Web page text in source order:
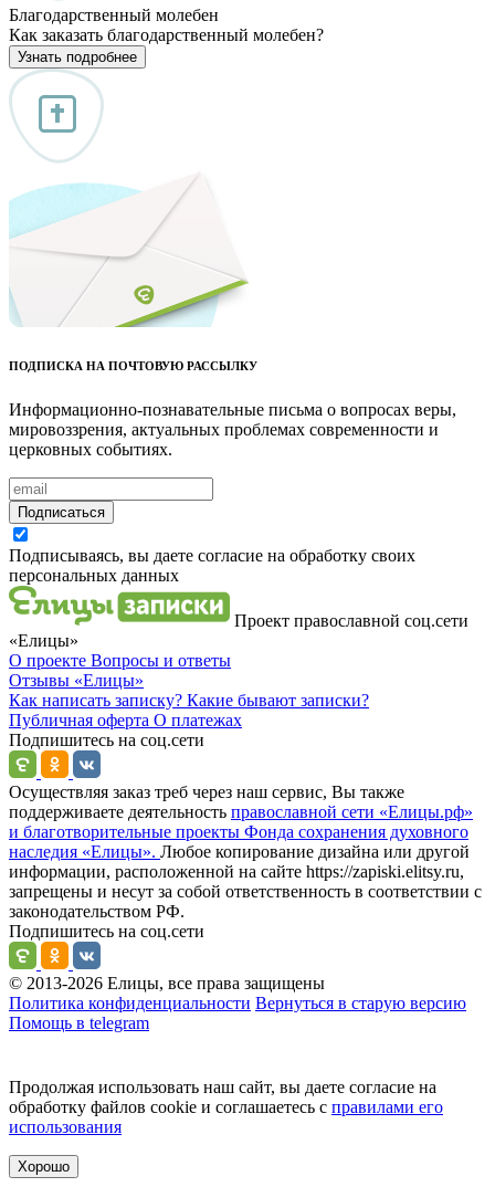
Благодарственный молебен
Как заказать благодарственный молебен?
Узнать подробнее
ПОДПИСКА НА ПОЧТОВУЮ РАССЫЛКУ
Информационно-познавательные письма о вопросах веры,
мировоззрения, актуальных проблемах современности и
церковных событиях.
Подписаться
Подписываясь, вы даете согласие на обработку своих
персональных данных
Проект православной соц.сети
«Елицы»
О проекте Вопросы и ответы
Отзывы «Елицы»
Как написать записку? Какие бывают записки?
Публичная оферта О платежах
Подпишитесь на соц.сети
Осуществляя заказ треб через наш сервис, Вы также
поддерживаете деятельность православной сети «Елицы.рф»
и благотворительные проекты Фонда сохранения духовного
наследия «Елицы». Любое копирование дизайна или другой
информации, расположенной на сайте https://zapiski.elitsy.ru,
запрещены и несут за собой ответственность в соответствии с
законодательством РФ.
Подпишитесь на соц.сети
© 2013-2026 Елицы, все права защищены
Политика конфиденциальности Вернуться в старую версию
Помощь в telegram
Продолжая использовать наш сайт, вы даете согласие на
обработку файлов cookie и соглашаетесь с правилами его
использования
Хорошо